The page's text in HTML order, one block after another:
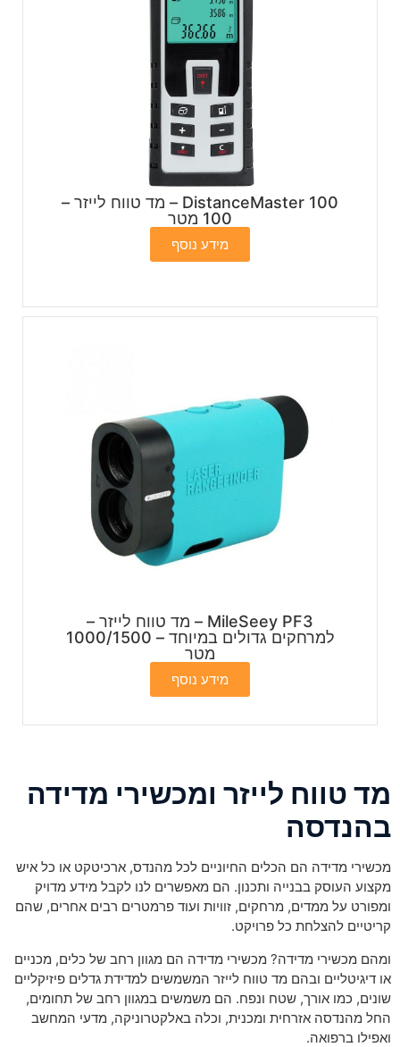
DistanceMaster 100 – מד טווח לייזר –
100 מטר
מידע נוסף
MileSeey PF3 – מד טווח לייזר –
למרחקים גדולים במיוחד – 1000/1500
מטר
מידע נוסף
מד טווח לייזר ומכשירי מדידה
בהנדסה
מכשירי מדידה הם הכלים החיוניים לכל מהנדס, ארכיטקט או כל איש
מקצוע העוסק בבנייה ותכנון. הם מאפשרים לנו לקבל מידע מדויק
ומפורט על ממדים, מרחקים, זוויות ועוד פרמטרים רבים אחרים, שהם
קריטיים להצלחת כל פרויקט.
ומהם מכשירי מדידה? מכשירי מדידה הם מגוון רחב של כלים, מכניים
או דיגיטליים ובהם מד טווח לייזר המשמשים למדידת גדלים פיזיקליים
שונים, כמו אורך, שטח ונפח. הם משמשים במגוון רחב של תחומים,
החל מהנדסה אזרחית ומכנית, וכלה באלקטרוניקה, מדעי המחשב
ואפילו ברפואה.